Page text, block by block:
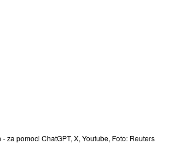
- za pomoci ChatGPT, X, Youtube, Foto: Reuters